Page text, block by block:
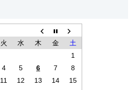
火 水 木 金
土
1
4 5 6 7
8
11 12 13 14
15